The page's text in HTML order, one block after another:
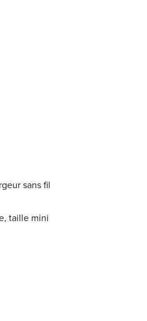
sans fil
taille mini